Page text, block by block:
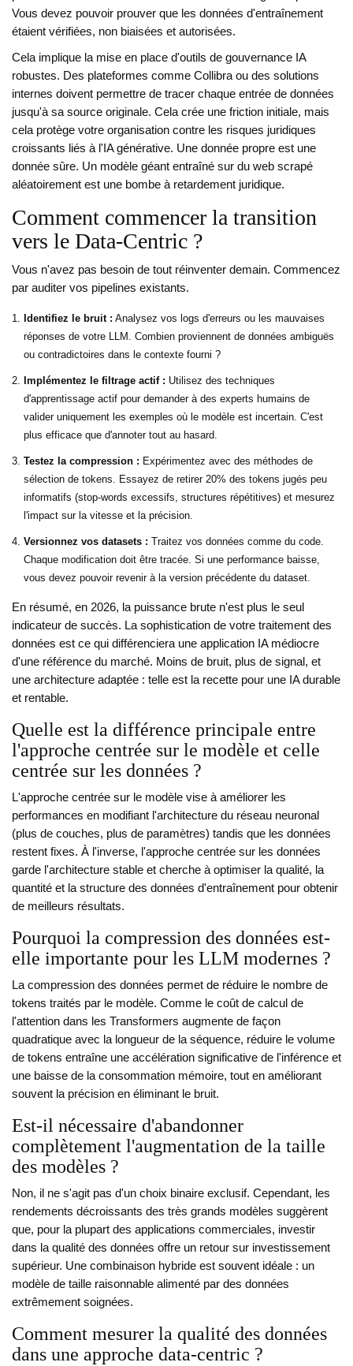
Vous devez pouvoir prouver que les données d'entraînement
étaient vérifiées, non biaisées et autorisées.
Cela implique la mise en place d'outils de gouvernance IA
robustes. Des plateformes comme Collibra ou des solutions
internes doivent permettre de tracer chaque entrée de données
jusqu'à sa source originale. Cela crée une friction initiale, mais
cela protège votre organisation contre les risques juridiques
croissants liés à l'IA générative. Une donnée propre est une
donnée sûre. Un modèle géant entraîné sur du web scrapé
aléatoirement est une bombe à retardement juridique.
Comment commencer la transition
vers le Data-Centric ?
Vous n'avez pas besoin de tout réinventer demain. Commencez
par auditer vos pipelines existants.
Identifiez le bruit : Analysez vos logs d'erreurs ou les mauvaises
réponses de votre LLM. Combien proviennent de données ambiguës
ou contradictoires dans le contexte fourni ?
Implémentez le filtrage actif : Utilisez des techniques
d'apprentissage actif pour demander à des experts humains de
valider uniquement les exemples où le modèle est incertain. C'est
plus efficace que d'annoter tout au hasard.
Testez la compression : Expérimentez avec des méthodes de
sélection de tokens. Essayez de retirer 20% des tokens jugés peu
informatifs (stop-words excessifs, structures répétitives) et mesurez
l'impact sur la vitesse et la précision.
Versionnez vos datasets : Traitez vos données comme du code.
Chaque modification doit être tracée. Si une performance baisse,
vous devez pouvoir revenir à la version précédente du dataset.
En résumé, en 2026, la puissance brute n'est plus le seul
indicateur de succès. La sophistication de votre traitement des
données est ce qui différenciera une application IA médiocre
d'une référence du marché. Moins de bruit, plus de signal, et
une architecture adaptée : telle est la recette pour une IA durable
et rentable.
Quelle est la différence principale entre
l'approche centrée sur le modèle et celle
centrée sur les données ?
L'approche centrée sur le modèle vise à améliorer les
performances en modifiant l'architecture du réseau neuronal
(plus de couches, plus de paramètres) tandis que les données
restent fixes. À l'inverse, l'approche centrée sur les données
garde l'architecture stable et cherche à optimiser la qualité, la
quantité et la structure des données d'entraînement pour obtenir
de meilleurs résultats.
Pourquoi la compression des données est-
elle importante pour les LLM modernes ?
La compression des données permet de réduire le nombre de
tokens traités par le modèle. Comme le coût de calcul de
l'attention dans les Transformers augmente de façon
quadratique avec la longueur de la séquence, réduire le volume
de tokens entraîne une accélération significative de l'inférence et
une baisse de la consommation mémoire, tout en améliorant
souvent la précision en éliminant le bruit.
Est-il nécessaire d'abandonner
complètement l'augmentation de la taille
des modèles ?
Non, il ne s'agit pas d'un choix binaire exclusif. Cependant, les
rendements décroissants des très grands modèles suggèrent
que, pour la plupart des applications commerciales, investir
dans la qualité des données offre un retour sur investissement
supérieur. Une combinaison hybride est souvent idéale : un
modèle de taille raisonnable alimenté par des données
extrêmement soignées.
Comment mesurer la qualité des données
dans une approche data-centric ?